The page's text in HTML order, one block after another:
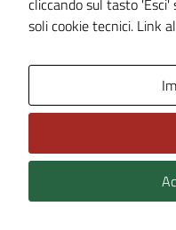
CASTELLO 28
cliccando sul tasto
soli cookie tecnici. Link